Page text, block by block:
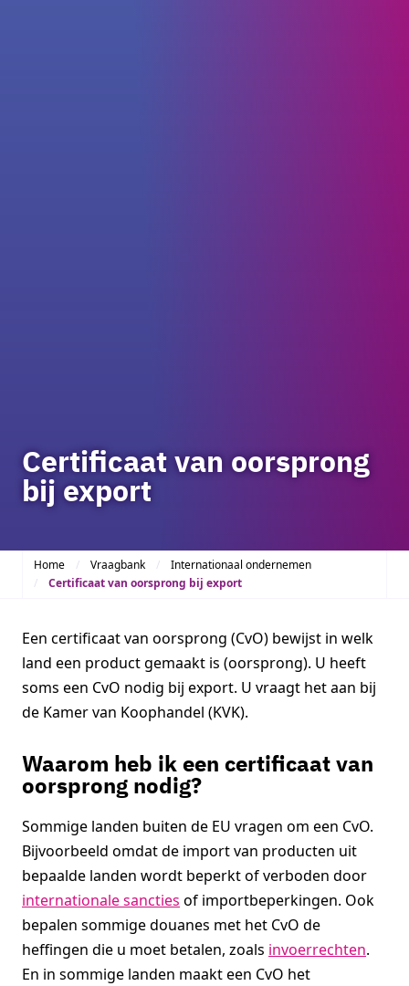
Certificaat van oorsprong
bij export
Home Vraagbank
Internationaal ondernemen
Certificaat van oorsprong bij export
Een certificaat van oorsprong (CvO) bewijst in welk
land een product gemaakt is (oorsprong). U heeft
soms een CvO nodig bij export. U vraagt het aan bij
de Kamer van Koophandel (KVK).
Waarom heb ik een certificaat van
oorsprong nodig?
Sommige landen buiten de EU vragen om een CvO.
Bijvoorbeeld omdat de import van producten uit
bepaalde landen wordt beperkt of verboden door
internationale sancties of importbeperkingen. Ook
bepalen sommige douanes met het CvO de
heffingen die u moet betalen, zoals invoerrechten.
En in sommige landen maakt een CvO het